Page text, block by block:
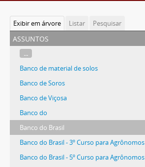
Exibir em árvore Listar Pesquisar
assuntos
...
Banco de material de solos
Banco de Soros
Banco de Viçosa
Banco do
Banco do Brasil
Banco do Brasil - 3º Curso para Agrônomos
Banco do Brasil - 5º Curso para Agrônomos